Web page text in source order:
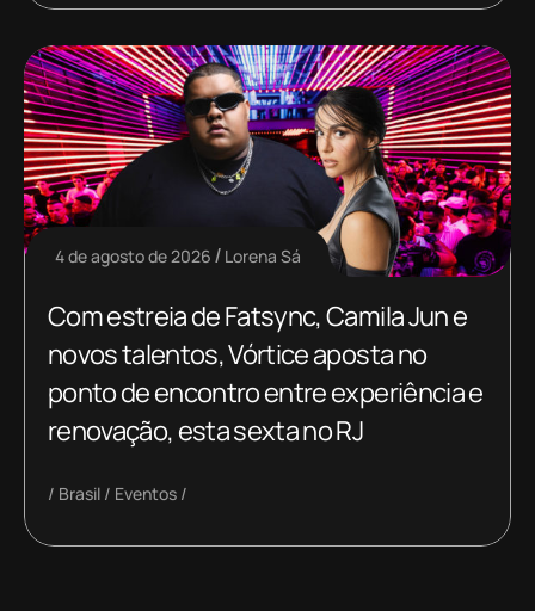
4 de agosto de 2026 Lorena Sá
Com estreia de Fatsync, Camila Jun e
novos talentos, Vórtice aposta no
ponto de encontro entre experiência e
renovação, esta sexta no RJ
Brasil Eventos